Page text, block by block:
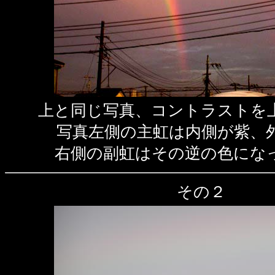
上と同じ写真、コントラストを
写真左側の主虹は内側が紫、
右側の副虹はその逆の色にな
その２